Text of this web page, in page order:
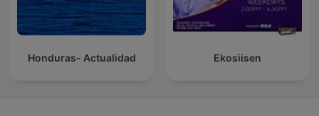
Honduras- Actualidad Ekosiisen